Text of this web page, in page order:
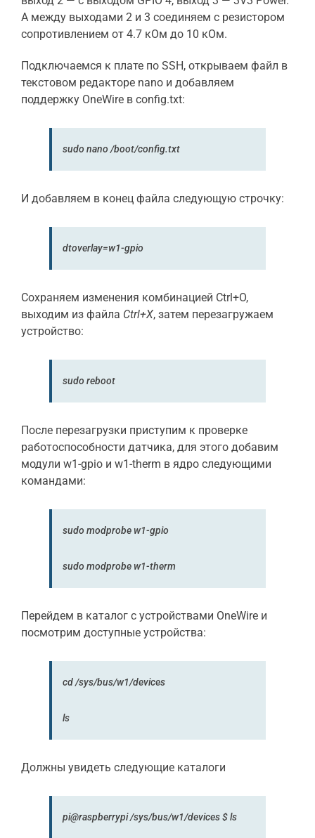
А между выходами 2 и 3 соединяем с резистором
сопротивлением от 4.7 кОм до 10 кОм.
Подключаемся к плате по SSH, открываем файл в
текстовом редакторе nano и добавляем
поддержку OneWire в config.txt:
sudo nano /boot/config.txt
И добавляем в конец файла следующую строчку:
dtoverlay=w1-gpio
Сохраняем изменения комбинацией Ctrl+O,
выходим из файла Ctrl+X, затем перезагружаем
устройство:
sudo reboot
После перезагрузки приступим к проверке
работоспособности датчика, для этого добавим
модули w1-gpio и w1-therm в ядро следующими
командами:
sudo modprobe w1-gpio
sudo modprobe w1-therm
Перейдем в каталог с устройствами OneWire и
посмотрим доступные устройства:
cd/sys/bus/w1/devices
ls
Должны увидеть следующие каталоги
pi@raspberrypi/sys/bus/w1/devices$ls